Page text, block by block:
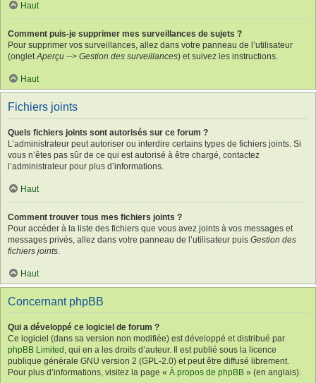
Haut
Comment puis-je supprimer mes surveillances de sujets ?
Pour supprimer vos surveillances, allez dans votre panneau de l’utilisateur
(ongletAperçu --> Gestion des surveillances) et suivez les instructions.
Haut
Fichiers joints
Quels fichiers joints sont autorisés sur ce forum ?
L’administrateur peut autoriser ou interdire certains types de fichiers joints. Si
vous n’êtes pas sûr de ce qui est autorisé à être chargé, contactez
l’administrateur pour plus d’informations.
Haut
Comment trouver tous mes fichiers joints ?
Pour accéder à la liste des fichiers que vous avez joints à vos messages et
messages privés, allez dans votre panneau de l’utilisateur puis Gestion des
fichiers joints.
Haut
Concernant phpBB
Qui a développé ce logiciel de forum ?
Ce logiciel (dans sa version non modifiée) est développé et distribué par
phpBB Limited , qui en a les droits d’auteur. Il est publié sous la licence
publique générale GNU version 2 (GPL-2.0) et peut être diffusé librement.
Pour plus d’informations, visitez la page « À propos de phpBB » (en anglais).